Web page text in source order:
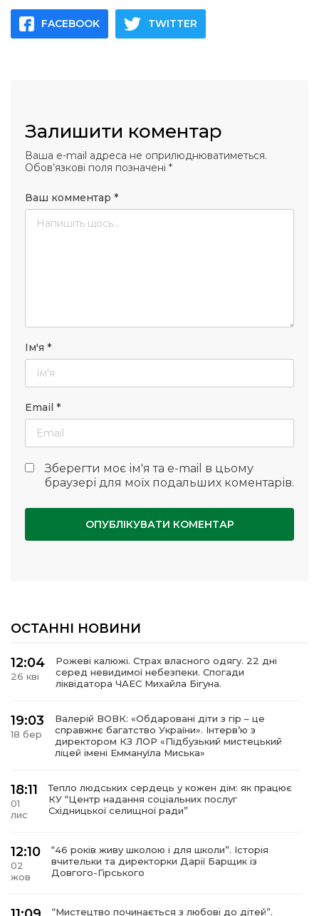
FACEBOOK TWITTER
Залишити коментар
Ваша e-mail адреса не оприлюднюватиметься.
Обов’язкові поля позначені *
Ваш комментар *
Ім'я *
Email *
Зберегти моє ім'я та e-mail в цьому
браузері для моїх подальших коментарів.
ОСТАННІ НОВИНИ
12:04
26 кві
Рожеві калюжі. Страх власного одягу. 22 дні
серед невидимої небезпеки. Спогади
ліквідатора ЧАЕС Михайла Бігуна.
19:03
18 бер
Валерій ВОВК: «Обдаровані діти з гір – це
справжнє багатство України». Інтервʼю з
директором КЗ ЛОР «Підбузький мистецький
ліцей імені Еммануїла Миська»
18:11
01
лис
Тепло людських сердець у кожен дім: як працює
КУ “Центр надання соціальних послуг
Східницької селищної ради”
12:10
02
жов
“46 років живу школою і для школи”. Історія
вчительки та директорки Дарії Барщик із
Довгого-Гірського
“Мистецтво починається з любові до дітей”.